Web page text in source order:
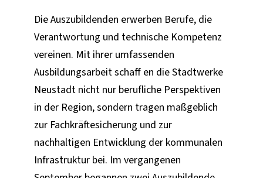
Die Auszubildenden erwerben Berufe, die
Verantwortung und technische Kompetenz
vereinen. Mit ihrer umfassenden
Ausbildungsarbeit schaff en die Stadtwerke
Neustadt nicht nur berufliche Perspektiven
in der Region, sondern tragen maßgeblich
zur Fachkräftesicherung und zur
nachhaltigen Entwicklung der kommunalen
Infrastruktur bei. Im vergangenen